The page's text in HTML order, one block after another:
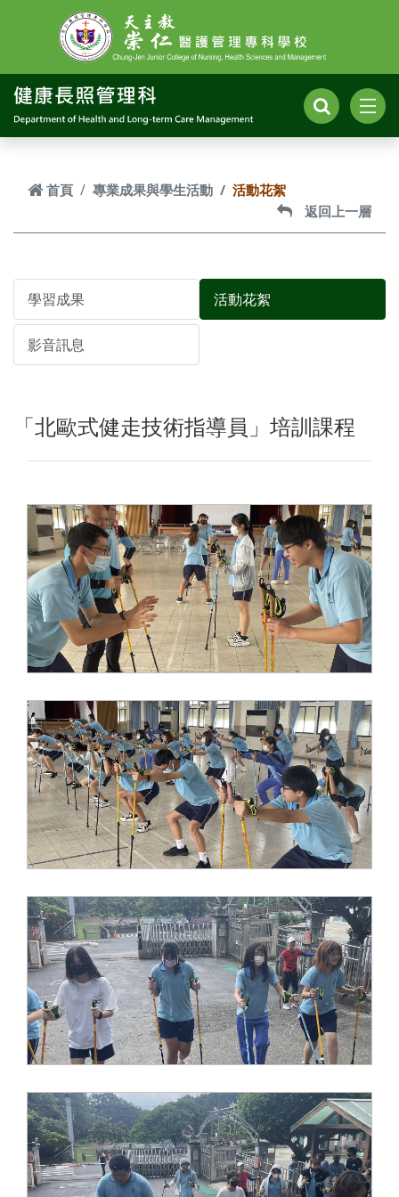
跳到主要內容
首頁 專業成果與學生活動
活動花絮
返回上一層
學習成果 活動花絮
影音訊息
「北歐式健走技術指導員」培訓課程